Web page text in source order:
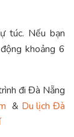
túc. Nếu bạn
khoảng 6
đi Đà Nẵng
& Du lịch Đà